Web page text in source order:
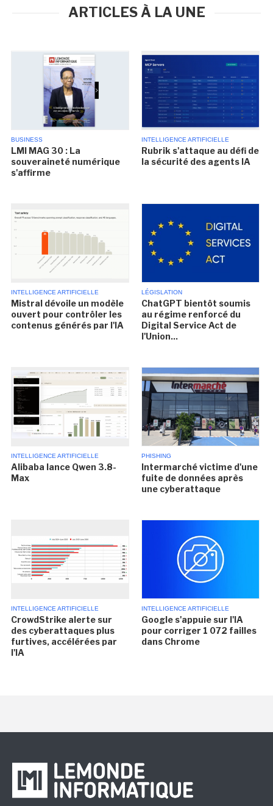
ARTICLES À LA UNE
BUSINESS
LMI MAG 30 : La
souveraineté numérique
s'affirme
INTELLIGENCE ARTIFICIELLE
Rubrik s'attaque au défi de
la sécurité des agents IA
INTELLIGENCE ARTIFICIELLE
Mistral dévoile un modèle
ouvert pour contrôler les
contenus générés par l'IA
LÉGISLATION
ChatGPT bientôt soumis
au régime renforcé du
Digital Service Act de
l'Union...
INTELLIGENCE ARTIFICIELLE
Alibaba lance Qwen 3.8-
Max
PHISHING
Intermarché victime d'une
fuite de données après
une cyberattaque
INTELLIGENCE ARTIFICIELLE
CrowdStrike alerte sur
des cyberattaques plus
furtives, accélérées par
l'IA
INTELLIGENCE ARTIFICIELLE
Google s'appuie sur l'IA
pour corriger 1 072 failles
dans Chrome